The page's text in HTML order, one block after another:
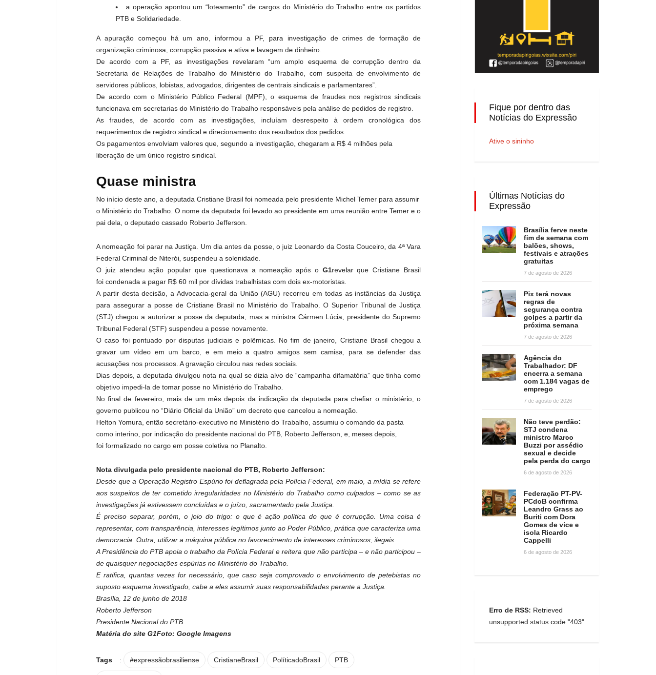
a operação apontou um “loteamento” de cargos do Ministério do Trabalho entre os partidos
PTB e Solidariedade.
A apuração começou há um ano, informou a PF, para investigação de crimes de formação de
organização criminosa, corrupção passiva e ativa e lavagem de dinheiro.
De acordo com a PF, as investigações revelaram “um amplo esquema de corrupção dentro da
Secretaria de Relações de Trabalho do Ministério do Trabalho, com suspeita de envolvimento de
servidores públicos, lobistas, advogados, dirigentes de centrais sindicais e parlamentares”.
De acordo com o Ministério Público Federal (MPF), o esquema de fraudes nos registros sindicais
funcionava em secretarias do Ministério do Trabalho responsáveis pela análise de pedidos de registro.
As fraudes, de acordo com as investigações, incluíam desrespeito à ordem cronológica dos
requerimentos de registro sindical e direcionamento dos resultados dos pedidos.
Os pagamentos envolviam valores que, segundo a investigação, chegaram a R$ 4 milhões pela
liberação de um único registro sindical.
Quase ministra
No início deste ano, a deputada Cristiane Brasil foi nomeada pelo presidente Michel Temer para assumir
o Ministério do Trabalho. O nome da deputada foi levado ao presidente em uma reunião entre Temer e o
pai dela, o deputado cassado Roberto Jefferson.
A nomeação foi parar na Justiça. Um dia antes da posse, o juiz Leonardo da Costa Couceiro, da 4ª Vara
Federal Criminal de Niterói, suspendeu a solenidade.
O juiz atendeu ação popular que questionava a nomeação após o G1revelar que Cristiane Brasil
foi condenada a pagar R$ 60 mil por dívidas trabalhistas com dois ex-motoristas.
A partir desta decisão, a Advocacia-geral da União (AGU) recorreu em todas as instâncias da Justiça
para assegurar a posse de Cristiane Brasil no Ministério do Trabalho. O Superior Tribunal de Justiça
(STJ) chegou a autorizar a posse da deputada, mas a ministra Cármen Lúcia, presidente do Supremo
Tribunal Federal (STF) suspendeu a posse novamente.
O caso foi pontuado por disputas judiciais e polêmicas. No fim de janeiro, Cristiane Brasil chegou a
gravar um vídeo em um barco, e em meio a quatro amigos sem camisa, para se defender das
acusações nos processos. A gravação circulou nas redes sociais.
Dias depois, a deputada divulgou nota na qual se dizia alvo de “campanha difamatória” que tinha como
objetivo impedi-la de tomar posse no Ministério do Trabalho.
No final de fevereiro, mais de um mês depois da indicação da deputada para chefiar o ministério, o
governo publicou no “Diário Oficial da União” um decreto que cancelou a nomeação.
Helton Yomura, então secretário-executivo no Ministério do Trabalho, assumiu o comando da pasta
como interino, por indicação do presidente nacional do PTB, Roberto Jefferson, e, meses depois,
foi formalizado no cargo em posse coletiva no Planalto.
Nota divulgada pelo presidente nacional do PTB, Roberto Jefferson:
Desde que a Operação Registro Espúrio foi deflagrada pela Polícia Federal, em maio, a mídia se refere
aos suspeitos de ter cometido irregularidades no Ministério do Trabalho como culpados – como se as
investigações já estivessem concluídas e o juízo, sacramentado pela Justiça.
É preciso separar, porém, o joio do trigo: o que é ação política do que é corrupção. Uma coisa é
representar, com transparência, interesses legítimos junto ao Poder Público, prática que caracteriza uma
democracia. Outra, utilizar a máquina pública no favorecimento de interesses criminosos, ilegais.
A Presidência do PTB apoia o trabalho da Polícia Federal e reitera que não participa – e não participou –
de quaisquer negociações espúrias no Ministério do Trabalho.
E ratifica, quantas vezes for necessário, que caso seja comprovado o envolvimento de petebistas no
suposto esquema investigado, cabe a eles assumir suas responsabilidades perante a Justiça.
Brasília, 12 de junho de 2018
Roberto Jefferson
Presidente Nacional do PTB
Matéria do site G1Foto: Google Imagens
Tags : #expressãobrasiliense CristianeBrasil PolíticadoBrasil PTB
Fique por dentro das
Notícias do Expressão
Ative o sininho
Últimas Notícias do
Expressão
Brasília ferve neste
fim de semana com
balões, shows,
festivais e atrações
gratuitas
7 de agosto de 2026
Pix terá novas
regras de
segurança contra
golpes a partir da
próxima semana
7 de agosto de 2026
Agência do
Trabalhador: DF
encerra a semana
com 1.184 vagas de
emprego
7 de agosto de 2026
Não teve perdão:
STJ condena
ministro Marco
Buzzi por assédio
sexual e decide
pela perda do cargo
6 de agosto de 2026
Federação PT-PV-
PCdoB confirma
Leandro Grass ao
Buriti com Dora
Gomes de vice e
isola Ricardo
Cappelli
6 de agosto de 2026
Erro de RSS: Retrieved
unsupported status code "403"